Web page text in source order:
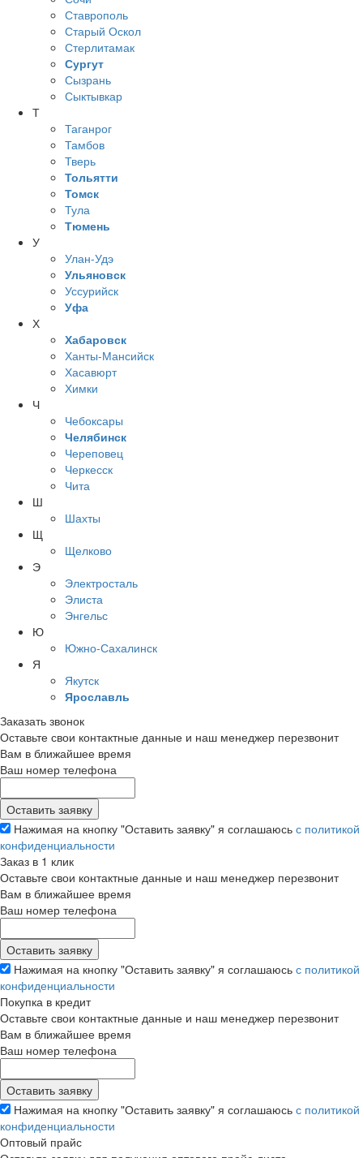
Ставрополь
Старый Оскол
Стерлитамак
Сургут
Сызрань
Сыктывкар
Т
Таганрог
Тамбов
Тверь
Тольятти
Томск
Тула
Тюмень
У
Улан-Удэ
Ульяновск
Уссурийск
Уфа
Х
Хабаровск
Ханты-Мансийск
Хасавюрт
Химки
Ч
Чебоксары
Челябинск
Череповец
Черкесск
Чита
Ш
Шахты
Щ
Щелково
Э
Электросталь
Элиста
Энгельс
Ю
Южно-Сахалинск
Я
Якутск
Ярославль
Заказать звонок
Оставьте свои контактные данные и наш менеджер перезвонит
Вам в ближайшее время
Ваш номер телефона
Нажимая на кнопку "Оставить заявку" я соглашаюсь с политикой
конфиденциальности
Заказ в 1 клик
Оставьте свои контактные данные и наш менеджер перезвонит
Вам в ближайшее время
Ваш номер телефона
Нажимая на кнопку "Оставить заявку" я соглашаюсь с политикой
конфиденциальности
Покупка в кредит
Оставьте свои контактные данные и наш менеджер перезвонит
Вам в ближайшее время
Ваш номер телефона
Нажимая на кнопку "Оставить заявку" я соглашаюсь с политикой
конфиденциальности
Оптовый прайс